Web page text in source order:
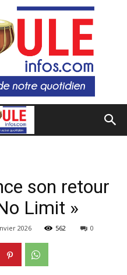
son retour
Limit »
2026 562 0